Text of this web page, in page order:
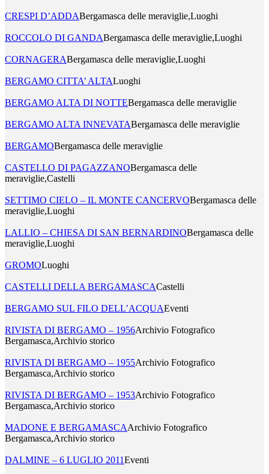
CRESPI D’ADDABergamasca delle meraviglie,Luoghi
ROCCOLO DI GANDABergamasca delle meraviglie,Luoghi
CORNAGERABergamasca delle meraviglie,Luoghi
BERGAMO CITTA’ ALTALuoghi
BERGAMO ALTA DI NOTTEBergamasca delle meraviglie
BERGAMO ALTA INNEVATABergamasca delle meraviglie
BERGAMOBergamasca delle meraviglie
CASTELLO DI PAGAZZANOBergamasca delle
meraviglie,Castelli
SETTIMO CIELO – IL MONTE CANCERVOBergamasca delle
meraviglie,Luoghi
LALLIO – CHIESA DI SAN BERNARDINOBergamasca delle
meraviglie,Luoghi
GROMOLuoghi
CASTELLI DELLA BERGAMASCACastelli
BERGAMO SUL FILO DELL’ACQUAEventi
RIVISTA DI BERGAMO – 1956Archivio Fotografico
Bergamasca,Archivio storico
RIVISTA DI BERGAMO – 1955Archivio Fotografico
Bergamasca,Archivio storico
RIVISTA DI BERGAMO – 1953Archivio Fotografico
Bergamasca,Archivio storico
MADONE E BERGAMASCAArchivio Fotografico
Bergamasca,Archivio storico
DALMINE – 6 LUGLIO 2011Eventi